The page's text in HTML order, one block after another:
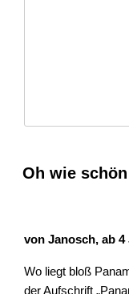
Oh wie
von Janosch, ab 4
Wo liegt bloß
der Aufschrift